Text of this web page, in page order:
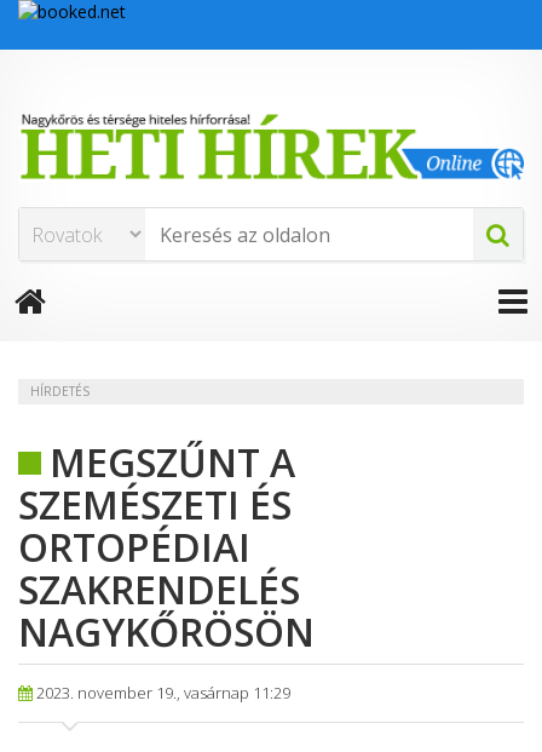
HÍRDETÉS
MEGSZŰNT A
SZEMÉSZETI ÉS
ORTOPÉDIAI
SZAKRENDELÉS
NAGYKŐRÖSÖN
2023. november 19., vasárnap 11:29